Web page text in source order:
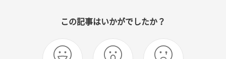
この記事はいかがでしたか？